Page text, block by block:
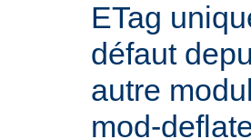
ETag
défaut
autre
mod-